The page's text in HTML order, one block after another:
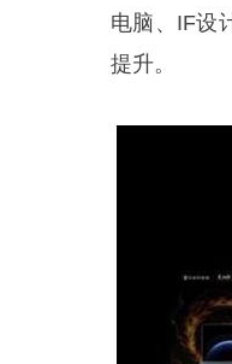
电脑、IF设
提升。